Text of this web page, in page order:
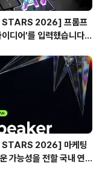
2026] 프롬프
디어'를 입력했습니다
2026] 마케팅
가능성을 전할 국내 연